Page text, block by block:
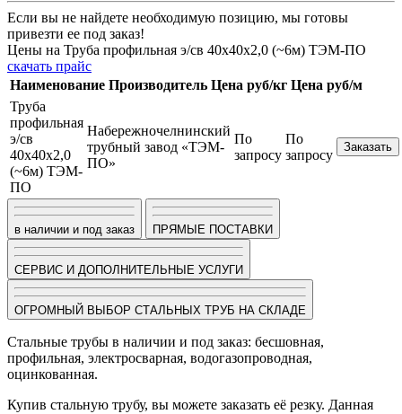
Если вы не найдете необходимую позицию, мы готовы
привезти ее под заказ!
Цены на Труба профильная э/св 40х40х2,0 (~6м) ТЭМ-ПО
скачать прайс
Наименование Производитель Цена руб/кг Цена руб/м
Труба
профильная
э/св
40х40х2,0
(~6м) ТЭМ-
ПО
Набережночелнинский
трубный завод «ТЭМ-
ПО»
По
запросу
По
запросу
Заказать
в наличии и под заказ ПРЯМЫЕ ПОСТАВКИ
СЕРВИС И ДОПОЛНИТЕЛЬНЫЕ УСЛУГИ
ОГРОМНЫЙ ВЫБОР СТАЛЬНЫХ ТРУБ НА СКЛАДЕ
Стальные трубы в наличии и под заказ: бесшовная,
профильная, электросварная, водогазопроводная,
оцинкованная.
Купив стальную трубу, вы можете заказать её резку. Данная